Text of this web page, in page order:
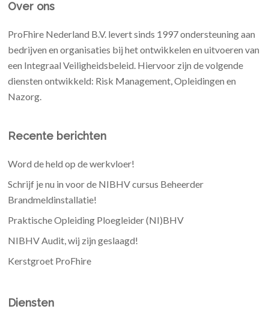
Over ons
ProFhire Nederland B.V. levert sinds 1997 ondersteuning aan
bedrijven en organisaties bij het ontwikkelen en uitvoeren van
een Integraal Veiligheidsbeleid. Hiervoor zijn de volgende
diensten ontwikkeld: Risk Management, Opleidingen en
Nazorg.
Recente berichten
Word de held op de werkvloer!
Schrijf je nu in voor de NIBHV cursus Beheerder
Brandmeldinstallatie!
Praktische Opleiding Ploegleider (NI)BHV
NIBHV Audit, wij zijn geslaagd!
Kerstgroet ProFhire
Diensten